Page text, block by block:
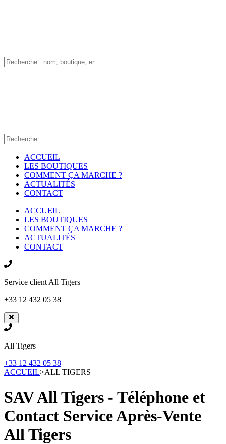
ACCUEIL
LES BOUTIQUES
COMMENT ÇA MARCHE ?
ACTUALITÉS
CONTACT
ACCUEIL
LES BOUTIQUES
COMMENT ÇA MARCHE ?
ACTUALITÉS
CONTACT
Service client All Tigers
+33 12 432 05 38
All Tigers
+33 12 432 05 38
ACCUEIL>ALL TIGERS
SAV All Tigers - Téléphone et
Contact Service Après-Vente
All Tigers